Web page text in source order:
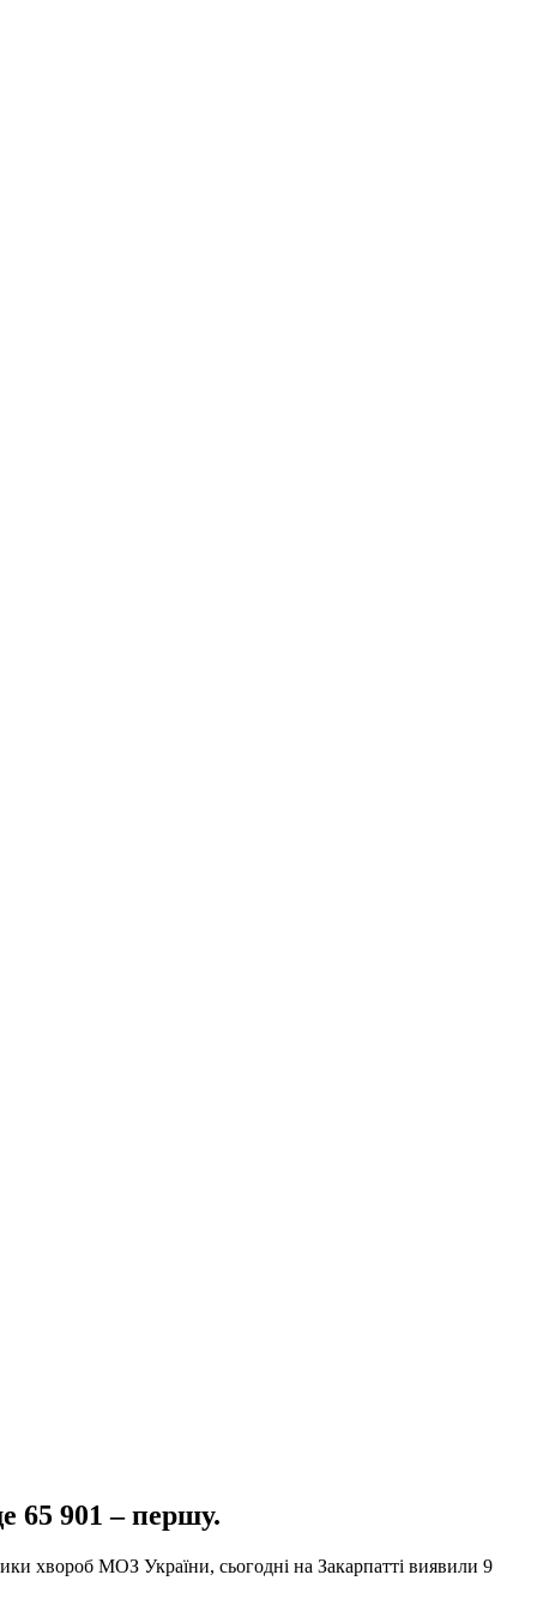
65 901 – першу.
хвороб МОЗ України, сьогодні на Закарпатті виявили 9